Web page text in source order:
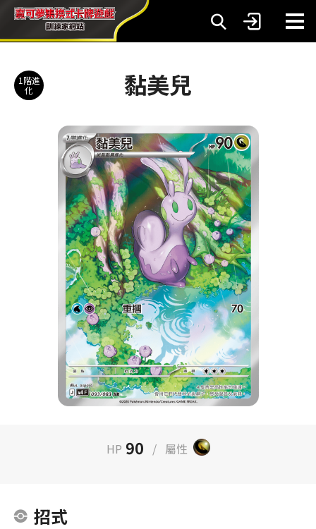
1階進
化
黏美兒
HP 90 / 屬性
招式